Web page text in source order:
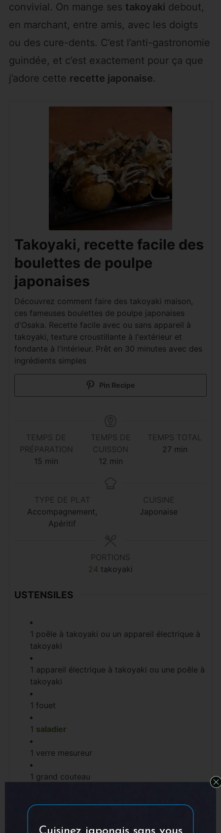
convivial. On mange ses takoyaki debout,
en marchant, entre amis, avec les doigts
ou des cure-dents. C’est l’anti-gastronomie
guindée, et c’est exactement pour ça que
j’adore cette recette japonaise.
Takoyaki, recette facile des
boulettes de poulpe
japonaises
Découvrez comment faire des takoyaki maison,
ces fameuses boulettes de poulpe japonaises
d'Osaka. Recette facile avec ou sans appareil à
takoyaki, texture croustillante à l'extérieur et
fondante à l'intérieur. Prêt en 30 minutes avec des
ingrédients simples
Pin Recipe
TEMPS DE
PRÉPARATION
15 minutes
min
TEMPS DE
CUISSON
12 minutes
min
TEMPS TOTAL
27minutes
min
TYPE DE PLAT
Accompagnement,
Apéritif
CUISINE
Japonaise
PORTIONS
24 takoyaki
USTENSILES
1 poêle à takoyaki ou un appareil électrique à
takoyaki
1 appareil électrique à takoyaki ou une poêle à
takoyaki
1 fouet
1 saladier
1 verre mesureur
1 grand couteau
1 louche